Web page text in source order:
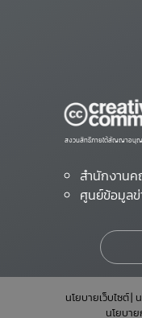
สงวนสิทธิ์ภายใต้สัญญาอนุญ
สำนักงาน
ศูนย์ข้อมูลข่
นโยบายเว็บไซต์
นโยบา